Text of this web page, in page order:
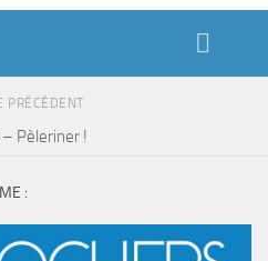
PRÉCÉDENT
Pèleriner !
: